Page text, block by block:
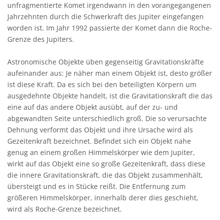
unfragmentierte Komet irgendwann in den vorangegangenen
Jahrzehnten durch die Schwerkraft des Jupiter eingefangen
worden ist. Im Jahr 1992 passierte der Komet dann die Roche-
Grenze des Jupiters.
Astronomische Objekte üben gegenseitig Gravitationskräfte
aufeinander aus: Je näher man einem Objekt ist, desto größer
ist diese Kraft. Da es sich bei den beteiligten Körpern um
ausgedehnte Objekte handelt, ist die Gravitationskraft die das
eine auf das andere Objekt ausübt, auf der zu- und
abgewandten Seite unterschiedlich groß. Die so verursachte
Dehnung verformt das Objekt und ihre Ursache wird als
Gezeitenkraft bezeichnet. Befindet sich ein Objekt nahe
genug an einem großen Himmelskörper wie dem Jupiter,
wirkt auf das Objekt eine so große Gezeitenkraft, dass diese
die innere Gravitationskraft, die das Objekt zusammenhält,
übersteigt und es in Stücke reißt. Die Entfernung zum
größeren Himmelskörper, innerhalb derer dies geschieht,
wird als Roche-Grenze bezeichnet.